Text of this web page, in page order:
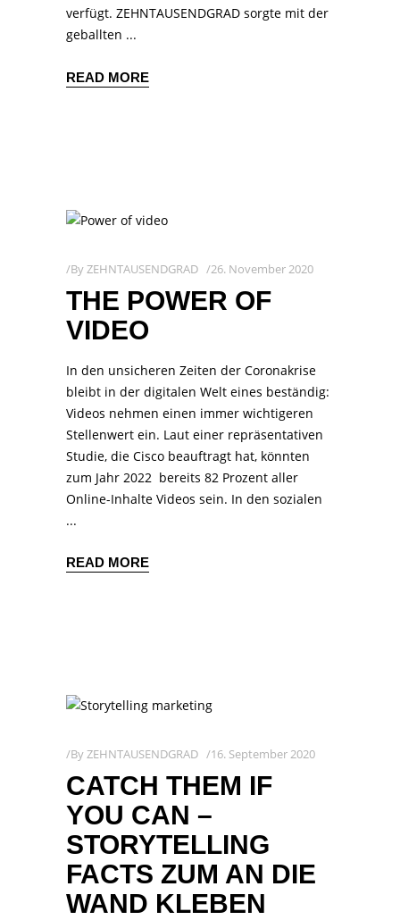
verfügt. ZEHNTAUSENDGRAD sorgte mit der
geballten
READ MORE
ByZEHNTAUSENDGRAD 26. November 2020
THE POWER OF
VIDEO
In den unsicheren Zeiten der Coronakrise
bleibt in der digitalen Welt eines beständig:
Videos nehmen einen immer wichtigeren
Stellenwert ein. Laut einer repräsentativen
Studie, die Cisco beauftragt hat, könnten
zum Jahr 2022 bereits 82 Prozent aller
Online-Inhalte Videos sein. In den sozialen
READ MORE
ByZEHNTAUSENDGRAD 16. September 2020
CATCH THEM IF
YOU CAN –
STORYTELLING
FACTS ZUM AN DIE
WAND KLEBEN